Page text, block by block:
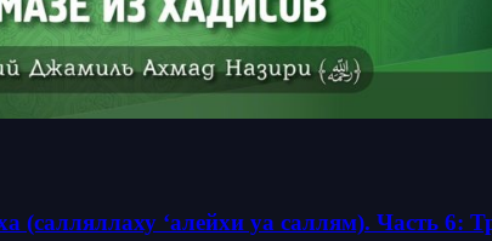
‘алейхи уа саллям). Часть 6: